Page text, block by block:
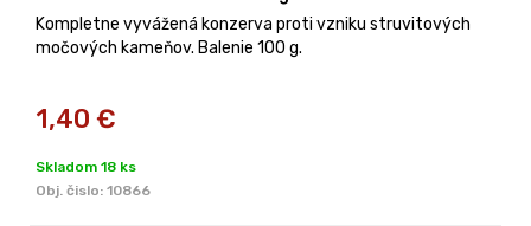
Kompletne vyvážená konzerva proti vzniku struvitových
močových kameňov. Balenie 100 g.
1,40 €
Skladom 18 ks
Obj. čislo: 10866